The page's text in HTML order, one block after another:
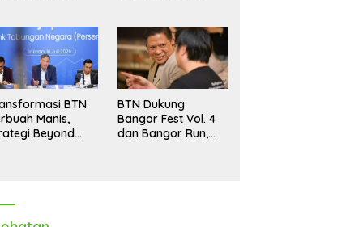
Akhir Tahun
BTN
Manis,
Beyond
BTN Dukung
Bangor Fest Vol. 4
dan Bangor Run,